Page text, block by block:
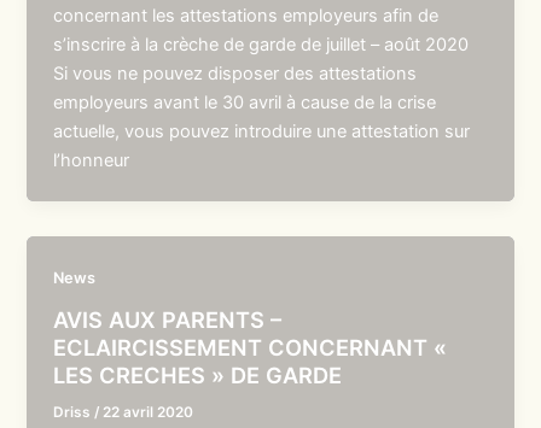
concernant les attestations employeurs afin de
s’inscrire à la crèche de garde de juillet – août 2020
Si vous ne pouvez disposer des attestations
employeurs avant le 30 avril à cause de la crise
actuelle, vous pouvez introduire une attestation sur
l’honneur
News
AVIS AUX PARENTS –
ECLAIRCISSEMENT CONCERNANT «
LES CRECHES » DE GARDE
Driss / 22 avril 2020